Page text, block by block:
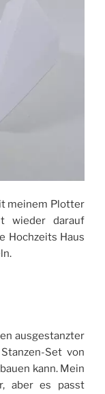
meinem Plotter
wieder darauf
Hochzeits Haus
ausgestanzter
Set von
kann. Mein
aber es passt